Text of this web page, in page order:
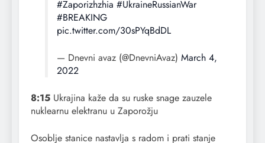
#Zaporizhzhia #UkraineRussianWar
#BREAKING
pic.twitter.com/30sPYqBdDL
— Dnevni avaz (@DnevniAvaz) March 4,
2022
8:15 Ukrajina kaže da su ruske snage zauzele
nuklearnu elektranu u Zaporožju
Osoblje stanice nastavlja s radom i prati stanje